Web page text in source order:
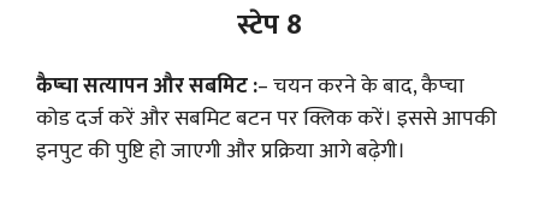
स्टेप 8
कैप्चा सत्यापन और सबमिट :– चयन करने के बाद, कैप्चा
कोड दर्ज करें और सबमिट बटन पर क्लिक करें। इससे आपकी
इनपुट की पुष्टि हो जाएगी और प्रक्रिया आगे बढ़ेगी।